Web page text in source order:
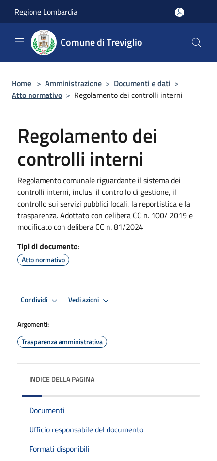
Regione Lombardia
Comune di Treviglio
Home > Amministrazione > Documenti e dati >
Atto normativo > Regolamento dei controlli interni
Regolamento dei
controlli interni
Regolamento comunale riguardante il sistema dei
controlli interni, inclusi il controllo di gestione, il
controllo sui servizi pubblici locali, la reportistica e la
trasparenza. Adottato con delibera CC n. 100/ 2019 e
modificato con delibera CC n. 81/2024
Tipi di documento:
Atto normativo
Condividi Vedi azioni
Argomenti:
Trasparenza amministrativa
INDICE DELLA PAGINA
Documenti
Ufficio responsabile del documento
Formati disponibili